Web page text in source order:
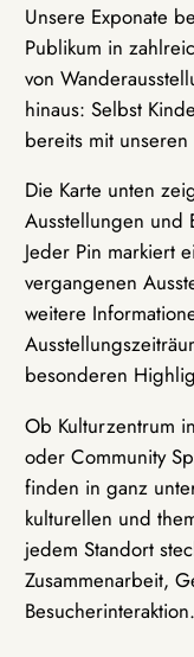
Unsere Exponate
Publikum in
von
hinaus: Selbst
bereits mit
Die Karte unten
Ausstellungen und
Jeder Pin markiert
vergangenen
weitere
besonderen
Ob Kulturzentrum
oder Community
finden in ganz
kulturellen und
jedem Standort
Zusammenarbeit,
Besucherinteraktion.